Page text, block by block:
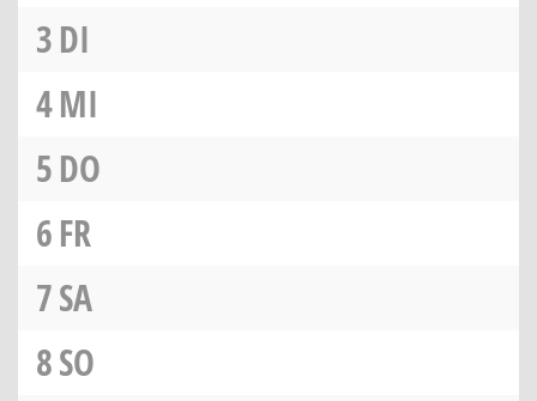
3DI
4MI
5DO
6FR
7SA
8SO